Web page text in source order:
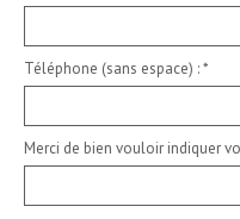
Téléphone (sans espace) :*
Merci de bien vouloir indiquer